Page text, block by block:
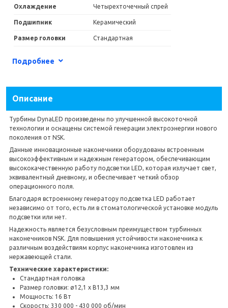
Охлаждение Четырехточечный спрей
Подшипник Керамический
Размер головки Стандартная
Подробнее
Описание
Турбины DynaLED произведены по улучшенной высокоточной
технологии и оснащены системой генерации электроэнергии нового
поколения от NSK.
Данные инновационные наконечники оборудованы встроенным
высокоэффективным и надежным генератором, обеспечивающим
высококачественную работу подсветки LED, которая излучает свет,
эквивалентный дневному, и обеспечивает четкий обзор
операционного поля.
Благодаря встроенному генератору подсветка LED работает
независимо от того, есть ли в стоматологической установке модуль
подсветки или нет.
Надежность является безусловным преимуществом турбинных
наконечников NSK. Для повышения устойчивости наконечника к
различным воздействиям корпус наконечника изготовлен из
нержавеющей стали.
Технические характеристики:
Стандартная головка
Размер головки: ø12,1 x В13,3 мм
Мощность: 16 Вт
Скорость: 330 000 - 430 000 об/мин